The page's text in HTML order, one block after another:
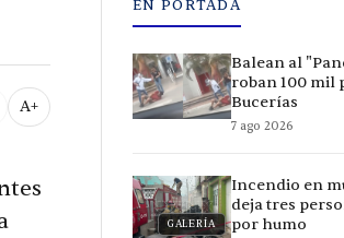
A+
EN PORTADA
Balean al
roban 100 mil
Bucerías
7 ago 2026
GALERÍA
Incendio en
deja tres
por humo